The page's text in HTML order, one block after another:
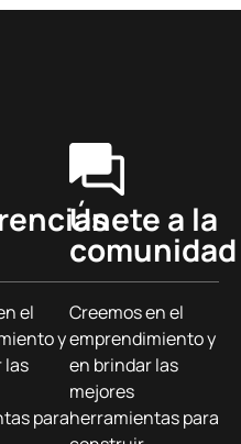
el
y
las
para
Únete a la
comunidad
Creemos en el
emprendimiento y
en brindar las
mejores
herramientas para